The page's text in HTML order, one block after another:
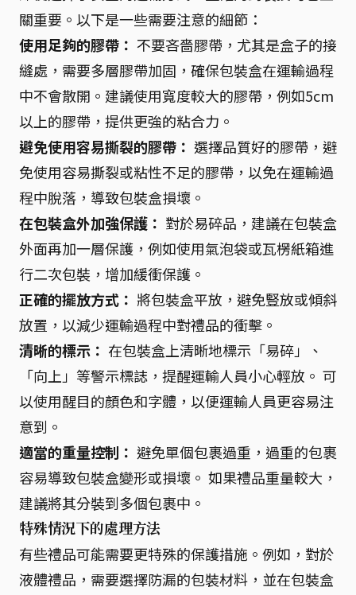
關重要。以下是一些需要注意的細節：
使用足夠的膠帶： 不要吝嗇膠帶，尤其是盒子的接
縫處，需要多層膠帶加固，確保包裝盒在運輸過程
中不會散開。建議使用寬度較大的膠帶，例如5cm
以上的膠帶，提供更強的粘合力。
避免使用容易撕裂的膠帶： 選擇品質好的膠帶，避
免使用容易撕裂或粘性不足的膠帶，以免在運輸過
程中脫落，導致包裝盒損壞。
在包裝盒外加強保護： 對於易碎品，建議在包裝盒
外面再加一層保護，例如使用氣泡袋或瓦楞紙箱進
行二次包裝，增加緩衝保護。
正確的擺放方式： 將包裝盒平放，避免豎放或傾斜
放置，以減少運輸過程中對禮品的衝擊。
清晰的標示： 在包裝盒上清晰地標示「易碎」、
「向上」等警示標誌，提醒運輸人員小心輕放。 可
以使用醒目的顏色和字體，以便運輸人員更容易注
意到。
適當的重量控制： 避免單個包裹過重，過重的包裹
容易導致包裝盒變形或損壞。 如果禮品重量較大，
建議將其分裝到多個包裹中。
特殊情況下的處理方法
有些禮品可能需要更特殊的保護措施。例如，對於
液體禮品，需要選擇防漏的包裝材料，並在包裝盒